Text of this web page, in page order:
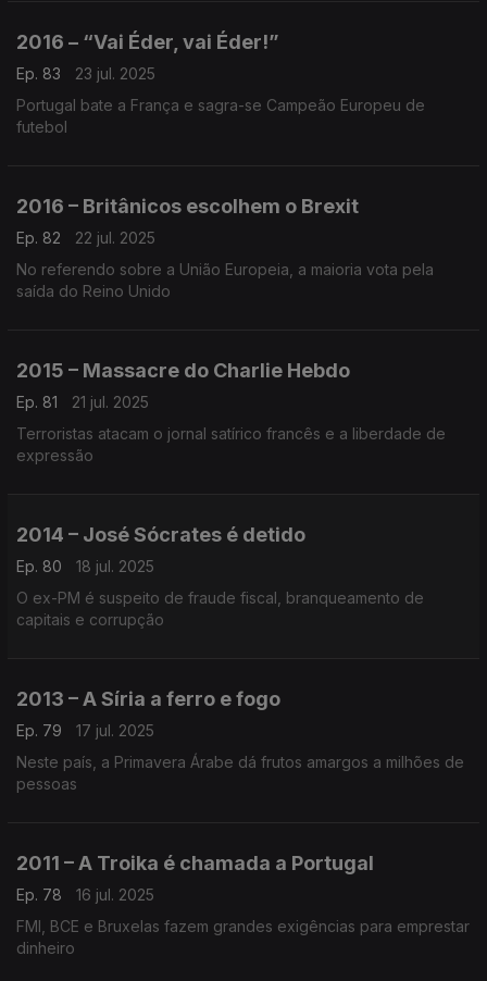
2016 – “Vai Éder, vai Éder!”
Ep. 83
23 jul. 2025
Portugal bate a França e sagra-se Campeão Europeu de
futebol
2016 – Britânicos escolhem o Brexit
Ep. 82
22 jul. 2025
No referendo sobre a União Europeia, a maioria vota pela
saída do Reino Unido
2015 – Massacre do Charlie Hebdo
Ep. 81
21 jul. 2025
Terroristas atacam o jornal satírico francês e a liberdade de
expressão
2014 – José Sócrates é detido
Ep. 80
18 jul. 2025
O ex-PM é suspeito de fraude fiscal, branqueamento de
capitais e corrupção
2013 – A Síria a ferro e fogo
Ep. 79
17 jul. 2025
Neste país, a Primavera Árabe dá frutos amargos a milhões de
pessoas
2011 – A Troika é chamada a Portugal
Ep. 78
16 jul. 2025
FMI, BCE e Bruxelas fazem grandes exigências para emprestar
dinheiro